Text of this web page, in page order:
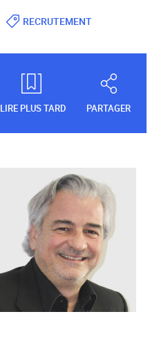
RECRUTEMENT
LIRE PLUS TARD PARTAGER